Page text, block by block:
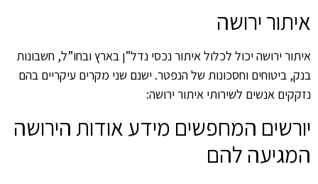
איתור ירושה
איתור ירושה יכול לכלול איתור נכסי נדל”ן בארץ ובחו”ל, חשבונות
בנק, ביטוחים וחסכונות של הנפטר. ישנם שני מקרים עיקריים בהם
נזקקים אנשים לשירותי איתור ירושה:
יורשים המחפשים מידע אודות הירושה
המגיעה להם